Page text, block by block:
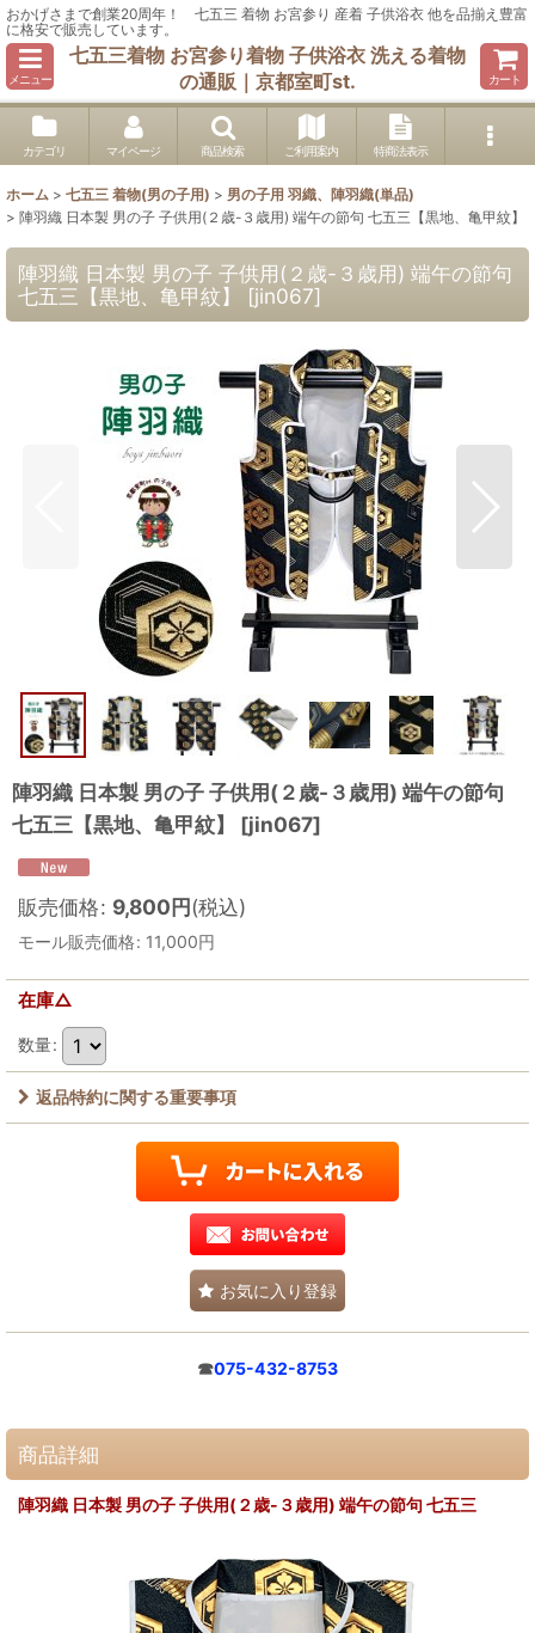
おかげさまで創業20周年！ 七五三 着物 お宮参り 産着 子供浴衣 他を品揃え豊富
に格安で販売しています。
メニュー
七五三着物 お宮参り着物 子供浴衣 洗える着物
の通販｜京都室町st.
カート
カテゴリ マイページ 商品検索 ご利用案内 特商法表示
ホーム > 七五三 着物(男の子用) > 男の子用 羽織、陣羽織(単品)
> 陣羽織 日本製 男の子 子供用(２歳-３歳用) 端午の節句 七五三【黒地、亀甲紋】
陣羽織 日本製 男の子 子供用(２歳-３歳用) 端午の節句
七五三【黒地、亀甲紋】
[jin067]
陣羽織 日本製 男の子 子供用(２歳-３歳用) 端午の節句
七五三【黒地、亀甲紋】
[jin067]
販売価格: 9,800円(税込)
モール販売価格: 11,000円
在庫△
数量:
返品特約に関する重要事項
お気に入り登録
☎075-432-8753
商品詳細
陣羽織 日本製 男の子 子供用(２歳-３歳用) 端午の節句 七五三